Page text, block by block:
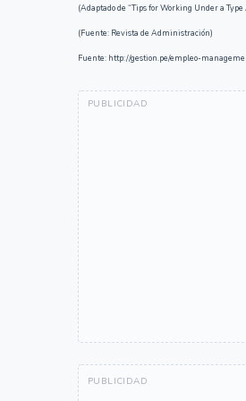
(Adaptado de “Tips for Working Under a Type
(Fuente: Revista de Administración)
Fuente: http://gestion.pe/empleo-